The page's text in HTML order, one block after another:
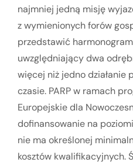
najmniej jedną misję
z wymienionych forów
przedstawić
uwzględniający dwa
więcej niż jedno
czasie. PARP w ramach
Europejskie dla
dofinansowanie na
nie ma określonej
kosztów kwalifikacyjnych.